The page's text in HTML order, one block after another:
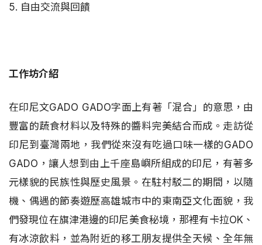
5. 自由交流與回饋
工作坊介紹
在印尼文GADO GADO字面上有著「混合」的意思，由
豐富的蔬食材料以及特殊的醬料完美結合而成。走訪從
印尼到臺灣兩地，我們從來沒有吃過口味一樣的GADO
GADO，讓人想到由上千座島嶼所組成的印尼，有著多
元樣貌的民族性與歷史風景。在駐村駁二的期間，以隨
機、偶遇的節奏遊歷高雄城市中的東南亞文化面貌，我
們發現位在旗津港邊的印尼美食秘境，那裡有卡拉OK、
有冰涼飲料，並為附近的移工朋友提供全天候、全年無